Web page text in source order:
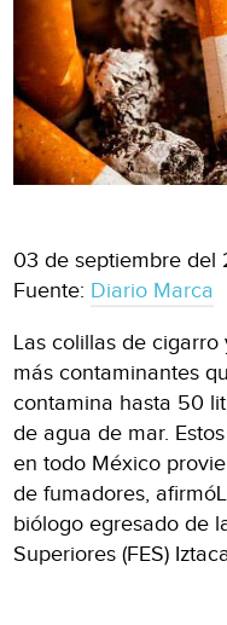
03 de septiembre del
Fuente: Diario Marca
Las colillas de
más contaminantes
contamina hasta 50
de agua de mar.
en todo México
de fumadores,
biólogo egresado de
Superiores (FES)